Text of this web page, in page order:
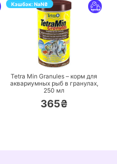
Кэшбэк:NaN₴
ПЕРЕЙТИ
Tetra Min Granules – корм для
аквариумных рыб в гранулах,
250 мл
365₴